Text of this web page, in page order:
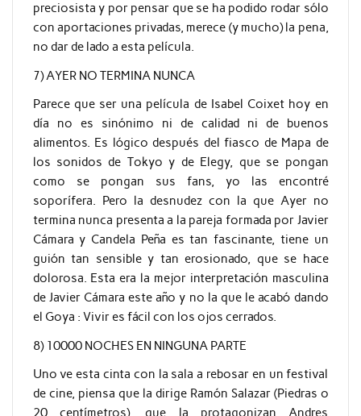
preciosista y por pensar que se ha podido rodar sólo
con aportaciones privadas, merece (y mucho) la pena,
no dar de lado a esta película.
7) AYER NO TERMINA NUNCA
Parece que ser una película de Isabel Coixet hoy en
día no es sinónimo ni de calidad ni de buenos
alimentos. Es lógico después del fiasco de Mapa de
los sonidos de Tokyo y de Elegy, que se pongan
como se pongan sus fans, yo las encontré
soporífera. Pero la desnudez con la que Ayer no
termina nunca presenta a la pareja formada por Javier
Cámara y Candela Peña es tan fascinante, tiene un
guión tan sensible y tan erosionado, que se hace
dolorosa. Esta era la mejor interpretación masculina
de Javier Cámara este año y no la que le acabó dando
el Goya : Vivir es fácil con los ojos cerrados.
8) 10000 NOCHES EN NINGUNA PARTE
Uno ve esta cinta con la sala a rebosar en un festival
de cine, piensa que la dirige Ramón Salazar (Piedras o
20 centímetros), que la protagonizan Andres